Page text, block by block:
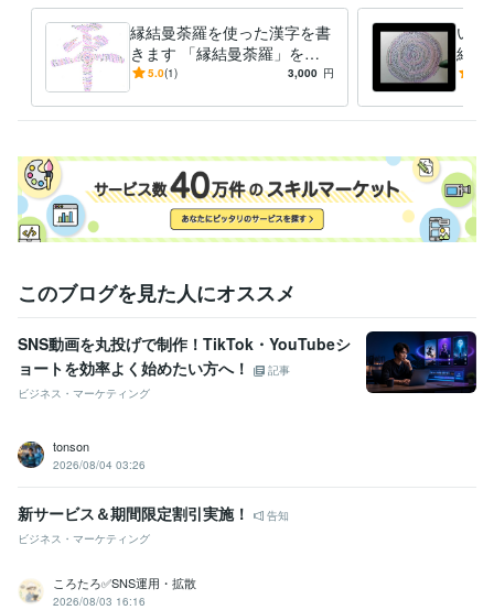
縁結曼荼羅を使った漢字を書
きます 「縁結曼荼羅」を使
って、あなた独自の漢字を書
5.0(1) 3,000 円
いい
結曼
一点
このブログを見た人にオススメ
SNS動画を丸投げで制作！TikTok・YouTubeシ
ョートを効率よく始めたい方へ！
記事
ビジネス・マーケティング
tonson
2026/08/04 03:26
新サービス＆期間限定割引実施！
告知
ビジネス・マーケティング
ころたろ✅SNS運用・拡散
2026/08/03 16:16